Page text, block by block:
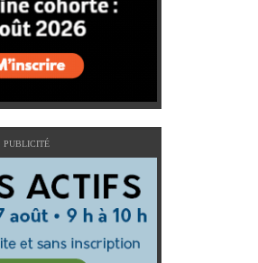
PUBLICITÉ